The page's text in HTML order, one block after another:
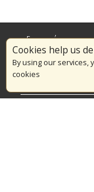
Cookies help us
By using our services,
cookies
Επικαιρότητα
Το Πυροσβεστικό